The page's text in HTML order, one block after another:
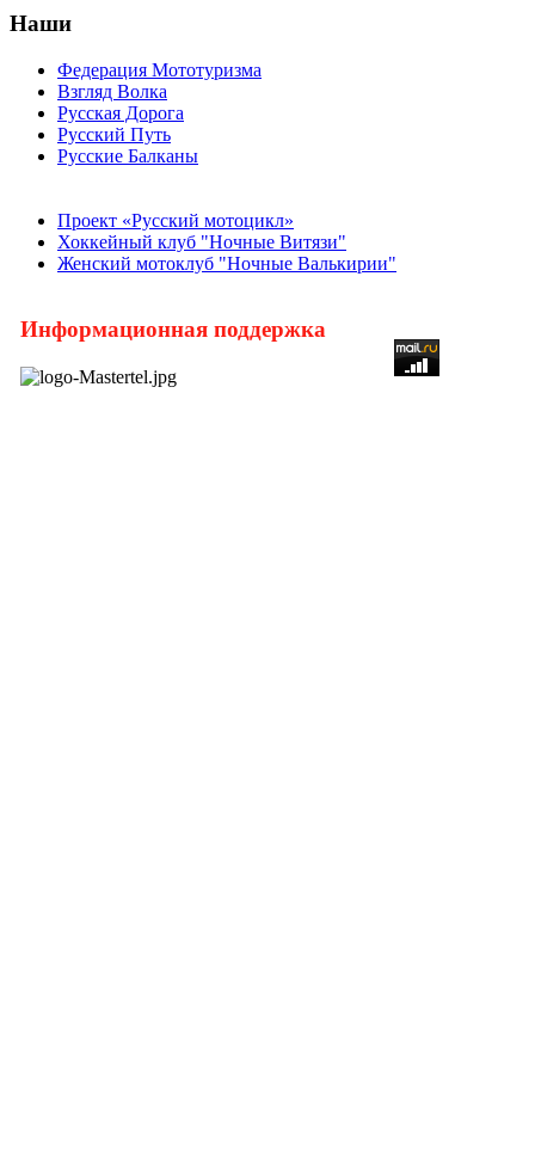
Наши
Федерация Мототуризма
Взгляд Волка
Русская Дорога
Русский Путь
Русские Балканы
Проект «Русский мотоцикл»
Хоккейный клуб "Ночные Витязи"
Женский мотоклуб "Ночные Валькирии"
Информационная поддержка